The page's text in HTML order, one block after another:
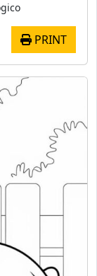
PRINT